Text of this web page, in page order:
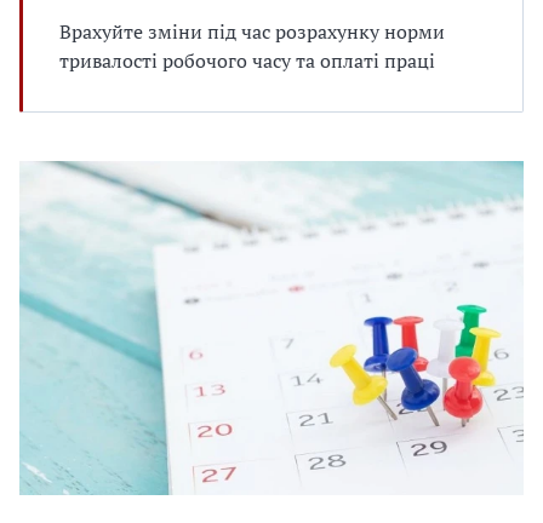
Врахуйте зміни під час розрахунку норми
тривалості робочого часу та оплаті праці